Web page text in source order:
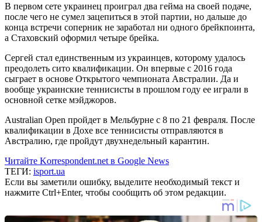
В первом сете украинец проиграл два гейма на своей подаче,
после чего не сумел зацепиться в этой партии, но дальше до
конца встречи соперник не заработал ни одного брейкпоинта,
а Стаховский оформил четыре брейка.
Сергей стал единственным из украинцев, которому удалось
преодолеть сито квалификации. Он впервые с 2016 года
сыграет в основе Открытого чемпионата Австралии. Да и
вообще украинские теннисисты в прошлом году ее играли в
основной сетке мэйджоров.
Australian Open пройдет в Мельбурне с 8 по 21 февраля. После
квалификации в Дохе все теннисисты отправляются в
Австралию, где пройдут двухнедельный карантин.
Читайте Korrespondent.net в Google News
ТЕГИ: isport.ua
Если вы заметили ошибку, выделите необходимый текст и
нажмите Ctrl+Enter, чтобы сообщить об этом редакции.